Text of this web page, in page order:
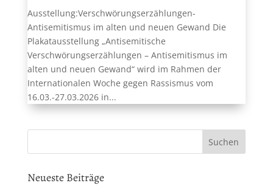
Ausstellung:Verschwörungserzählungen-
Antisemitismus im alten und neuen Gewand Die
Plakatausstellung „Antisemitische
Verschwörungserzählungen – Antisemitismus im
alten und neuen Gewand“ wird im Rahmen der
Internationalen Woche gegen Rassismus vom
16.03.-27.03.2026 in...
Neueste Beiträge